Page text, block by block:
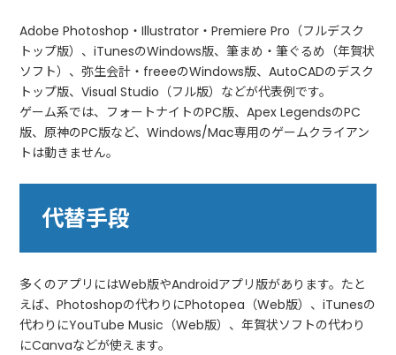
Adobe Photoshop・Illustrator・Premiere Pro（フルデスク
トップ版）、iTunesのWindows版、筆まめ・筆ぐるめ（年賀状
ソフト）、弥生会計・freeeのWindows版、AutoCADのデスク
トップ版、Visual Studio（フル版）などが代表例です。
ゲーム系では、フォートナイトのPC版、Apex LegendsのPC
版、原神のPC版など、Windows/Mac専用のゲームクライアン
トは動きません。
代替手段
多くのアプリにはWeb版やAndroidアプリ版があります。たと
えば、Photoshopの代わりにPhotopea（Web版）、iTunesの
代わりにYouTube Music（Web版）、年賀状ソフトの代わり
にCanvaなどが使えます。